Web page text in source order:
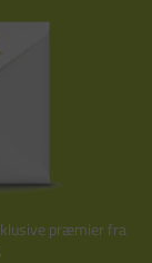
præmier fra